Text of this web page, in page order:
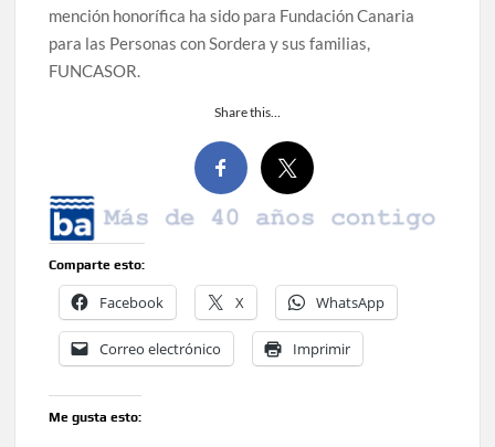
mención honorífica ha sido para Fundación Canaria
para las Personas con Sordera y sus familias,
FUNCASOR.
Share this…
Comparte esto:
Facebook X WhatsApp
Correo electrónico Imprimir
Me gusta esto: